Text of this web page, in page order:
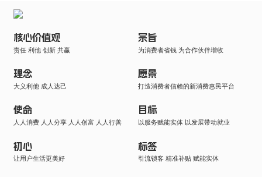
核心价值观
责任 利他 创新 共赢
宗旨
为消费者省钱 为合作伙伴增收
理念
大义利他 成人达己
愿景
打造消费者信赖的新消费惠民平台
使命
人人消费 人人分享 人人创富 人人行善
目标
以服务赋能实体 以发展带动就业
初心
让用户生活更美好
标签
引流锁客 精准补贴 赋能实体